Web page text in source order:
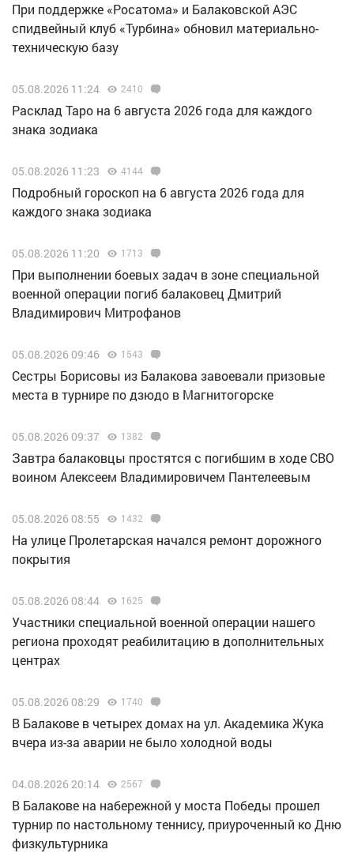
При поддержке «Росатома» и Балаковской АЭС
спидвейный клуб «Турбина» обновил материально-
техническую базу
05.08.2026 11:24 2410
Расклад Таро на 6 августа 2026 года для каждого
знака зодиака
05.08.2026 11:23 4144
Подробный гороскоп на 6 августа 2026 года для
каждого знака зодиака
05.08.2026 11:20 1713
При выполнении боевых задач в зоне специальной
военной операции погиб балаковец Дмитрий
Владимирович Митрофанов
05.08.2026 09:46 1543
Сестры Борисовы из Балакова завоевали призовые
места в турнире по дзюдо в Магнитогорске
05.08.2026 09:37 1382
Завтра балаковцы простятся с погибшим в ходе СВО
воином Алексеем Владимировичем Пантелеевым
05.08.2026 08:55 1432
На улице Пролетарская начался ремонт дорожного
покрытия
05.08.2026 08:44 1625
Участники специальной военной операции нашего
региона проходят реабилитацию в дополнительных
центрах
05.08.2026 08:29 1740
В Балакове в четырех домах на ул. Академика Жука
вчера из-за аварии не было холодной воды
04.08.2026 20:14 2567
В Балакове на набережной у моста Победы прошел
турнир по настольному теннису, приуроченный ко Дню
физкультурника